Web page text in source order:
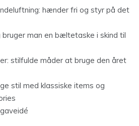
hænder fri og styr på det
man en bæltetaske i skind til
stilfulde måder at bruge den året
stil med klassiske items og